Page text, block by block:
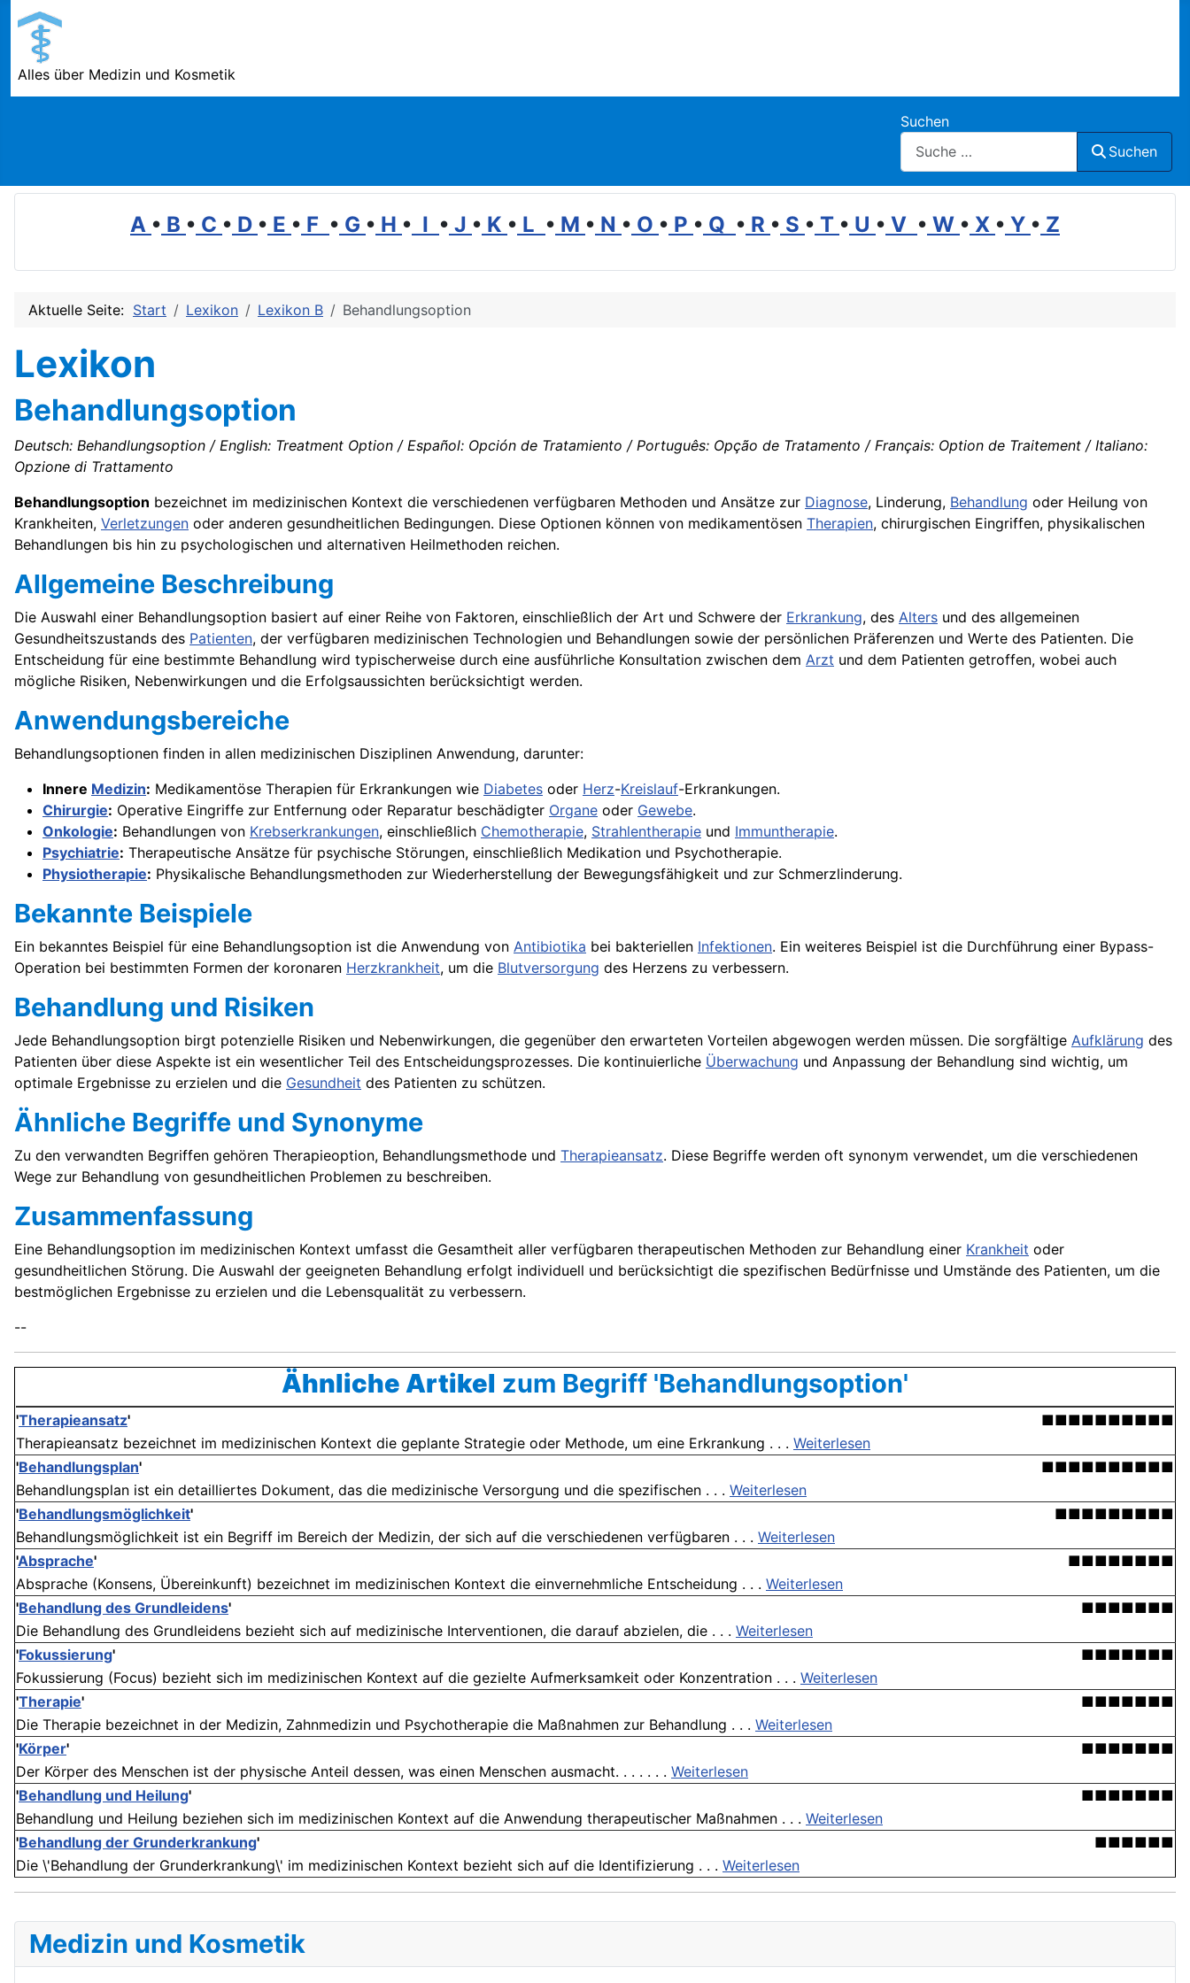
Alles über Medizin und Kosmetik
Suchen
Suchen
A • B • C • D • E • F • G • H • I • J • K • L • M • N • O • P • Q • R • S • T • U • V • W • X • Y • Z
Aktuelle Seite: Start Lexikon Lexikon B Behandlungsoption
Lexikon
Behandlungsoption
Deutsch: Behandlungsoption / English: Treatment Option / Español: Opción de Tratamiento / Português: Opção de Tratamento / Français: Option de Traitement / Italiano:
Opzione di Trattamento
Behandlungsoption bezeichnet im medizinischen Kontext die verschiedenen verfügbaren Methoden und Ansätze zur Diagnose, Linderung, Behandlung oder Heilung von
Krankheiten, Verletzungen oder anderen gesundheitlichen Bedingungen. Diese Optionen können von medikamentösen Therapien, chirurgischen Eingriffen, physikalischen
Behandlungen bis hin zu psychologischen und alternativen Heilmethoden reichen.
Allgemeine Beschreibung
Die Auswahl einer Behandlungsoption basiert auf einer Reihe von Faktoren, einschließlich der Art und Schwere der Erkrankung, des Alters und des allgemeinen
Gesundheitszustands des Patienten, der verfügbaren medizinischen Technologien und Behandlungen sowie der persönlichen Präferenzen und Werte des Patienten. Die
Entscheidung für eine bestimmte Behandlung wird typischerweise durch eine ausführliche Konsultation zwischen dem Arzt und dem Patienten getroffen, wobei auch
mögliche Risiken, Nebenwirkungen und die Erfolgsaussichten berücksichtigt werden.
Anwendungsbereiche
Behandlungsoptionen finden in allen medizinischen Disziplinen Anwendung, darunter:
Innere Medizin: Medikamentöse Therapien für Erkrankungen wie Diabetes oder Herz-Kreislauf-Erkrankungen.
Chirurgie: Operative Eingriffe zur Entfernung oder Reparatur beschädigter Organe oder Gewebe.
Onkologie: Behandlungen von Krebserkrankungen, einschließlich Chemotherapie, Strahlentherapie und Immuntherapie.
Psychiatrie: Therapeutische Ansätze für psychische Störungen, einschließlich Medikation und Psychotherapie.
Physiotherapie: Physikalische Behandlungsmethoden zur Wiederherstellung der Bewegungsfähigkeit und zur Schmerzlinderung.
Bekannte Beispiele
Ein bekanntes Beispiel für eine Behandlungsoption ist die Anwendung von Antibiotika bei bakteriellen Infektionen. Ein weiteres Beispiel ist die Durchführung einer Bypass-
Operation bei bestimmten Formen der koronaren Herzkrankheit, um die Blutversorgung des Herzens zu verbessern.
Behandlung und Risiken
Jede Behandlungsoption birgt potenzielle Risiken und Nebenwirkungen, die gegenüber den erwarteten Vorteilen abgewogen werden müssen. Die sorgfältige Aufklärung des
Patienten über diese Aspekte ist ein wesentlicher Teil des Entscheidungsprozesses. Die kontinuierliche Überwachung und Anpassung der Behandlung sind wichtig, um
optimale Ergebnisse zu erzielen und die Gesundheit des Patienten zu schützen.
Ähnliche Begriffe und Synonyme
Zu den verwandten Begriffen gehören Therapieoption, Behandlungsmethode und Therapieansatz. Diese Begriffe werden oft synonym verwendet, um die verschiedenen
Wege zur Behandlung von gesundheitlichen Problemen zu beschreiben.
Zusammenfassung
Eine Behandlungsoption im medizinischen Kontext umfasst die Gesamtheit aller verfügbaren therapeutischen Methoden zur Behandlung einer Krankheit oder
gesundheitlichen Störung. Die Auswahl der geeigneten Behandlung erfolgt individuell und berücksichtigt die spezifischen Bedürfnisse und Umstände des Patienten, um die
bestmöglichen Ergebnisse zu erzielen und die Lebensqualität zu verbessern.
--
Ähnliche Artikel zum Begriff 'Behandlungsoption'
'Therapieansatz'
■■■■■■■■■■
Therapieansatz bezeichnet im medizinischen Kontext die geplante Strategie oder Methode, um eine Erkrankung . . . Weiterlesen
'Behandlungsplan'
■■■■■■■■■■
Behandlungsplan ist ein detailliertes Dokument, das die medizinische Versorgung und die spezifischen . . . Weiterlesen
'Behandlungsmöglichkeit'
■■■■■■■■■
Behandlungsmöglichkeit ist ein Begriff im Bereich der Medizin, der sich auf die verschiedenen verfügbaren . . . Weiterlesen
'Absprache'
■■■■■■■■
Absprache (Konsens, Übereinkunft) bezeichnet im medizinischen Kontext die einvernehmliche Entscheidung . . . Weiterlesen
'Behandlung des Grundleidens'
■■■■■■■
Die Behandlung des Grundleidens bezieht sich auf medizinische Interventionen, die darauf abzielen, die . . . Weiterlesen
'Fokussierung'
■■■■■■■
Fokussierung (Focus) bezieht sich im medizinischen Kontext auf die gezielte Aufmerksamkeit oder Konzentration . . . Weiterlesen
'Therapie'
■■■■■■■
Die Therapie bezeichnet in der Medizin, Zahnmedizin und Psychotherapie die Maßnahmen zur Behandlung . . . Weiterlesen
'Körper'
■■■■■■■
Der Körper des Menschen ist der physische Anteil dessen, was einen Menschen ausmacht. . . . . . . Weiterlesen
'Behandlung und Heilung'
■■■■■■■
Behandlung und Heilung beziehen sich im medizinischen Kontext auf die Anwendung therapeutischer Maßnahmen . . . Weiterlesen
'Behandlung der Grunderkrankung'
■■■■■■
Die \'Behandlung der Grunderkrankung\' im medizinischen Kontext bezieht sich auf die Identifizierung . . . Weiterlesen
Medizin und Kosmetik